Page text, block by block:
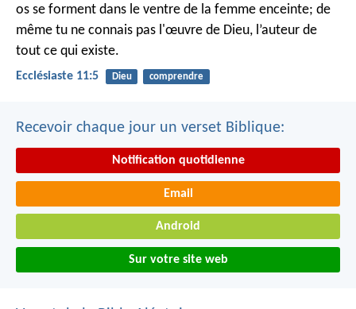
os se forment dans le ventre de la femme enceinte; de
même tu ne connais pas l'œuvre de Dieu, l’auteur de
tout ce qui existe.
Ecclésiaste 11:5 Dieu comprendre
Recevoir chaque jour un verset Biblique:
Notification quotidienne
Email
Android
Sur votre site web